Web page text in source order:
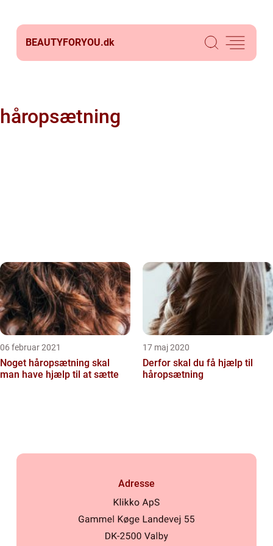
BEAUTYFORYOU.dk
håropsætning
06 februar 2021
Noget håropsætning skal
man have hjælp til at sætte
17 maj 2020
Derfor skal du få hjælp til
håropsætning
Adresse